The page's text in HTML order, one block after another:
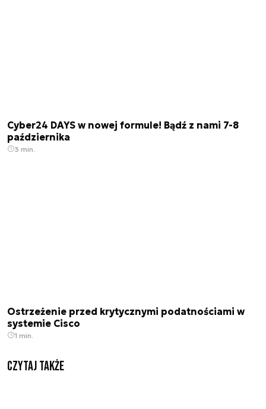
Cyber24 DAYS w nowej formule! Bądź z nami 7-8
października
3 min.
Ostrzeżenie przed krytycznymi podatnościami w
systemie Cisco
1 min.
Czytaj także